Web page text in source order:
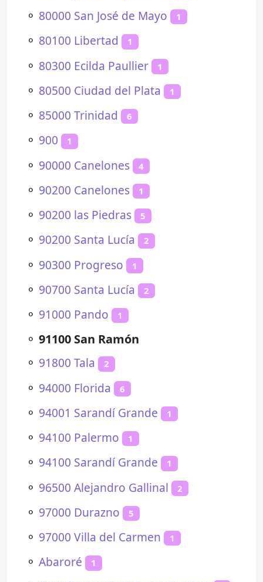
⚬ 80000 San José de Mayo 1
⚬ 80100 Libertad 1
⚬ 80300 Ecilda Paullier 1
⚬ 80500 Ciudad del Plata 1
⚬ 85000 Trinidad 6
⚬ 900 1
⚬ 90000 Canelones 4
⚬ 90200 Canelones 1
⚬ 90200 las Piedras 5
⚬ 90200 Santa Lucía 2
⚬ 90300 Progreso 1
⚬ 90700 Santa Lucía 2
⚬ 91000 Pando 1
⚬ 91100 San Ramón
⚬ 91800 Tala 2
⚬ 94000 Florida 6
⚬ 94001 Sarandí Grande 1
⚬ 94100 Palermo 1
⚬ 94100 Sarandí Grande 1
⚬ 96500 Alejandro Gallinal 2
⚬ 97000 Durazno 5
⚬ 97000 Villa del Carmen 1
⚬ Abaroré 1